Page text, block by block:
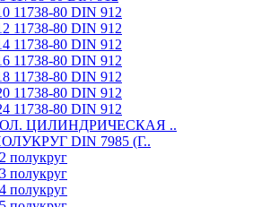
11738-80 DIN 912
11738-80 DIN 912
11738-80 DIN 912
11738-80 DIN 912
11738-80 DIN 912
11738-80 DIN 912
11738-80 DIN 912
ЦИЛИНДРИЧЕСКАЯ ..
DIN 7985 (Г..
полукруг
полукруг
полукруг